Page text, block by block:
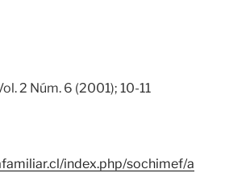
2 Núm. 6 (2001); 10-11
index.php/sochimef/a